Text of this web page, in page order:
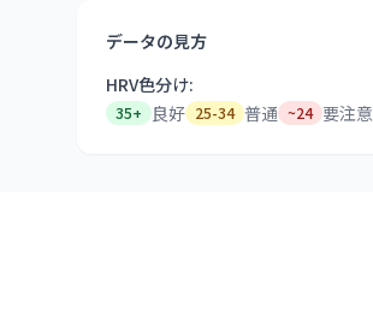
データの見方
HRV色分け:
35+ 良好 25-34 普通 ~24 要注意